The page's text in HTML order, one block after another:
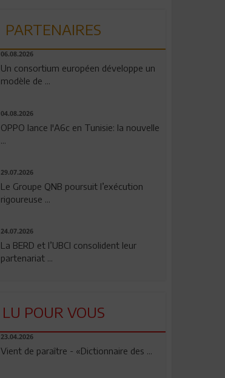
PARTENAIRES
06.08.2026
Un consortium européen développe un
modèle de ...
04.08.2026
OPPO lance l'A6c en Tunisie: la nouvelle
...
29.07.2026
Le Groupe QNB poursuit l’exécution
rigoureuse ...
24.07.2026
La BERD et l’UBCI consolident leur
partenariat ...
LU POUR VOUS
23.04.2026
Vient de paraître - «Dictionnaire des ...